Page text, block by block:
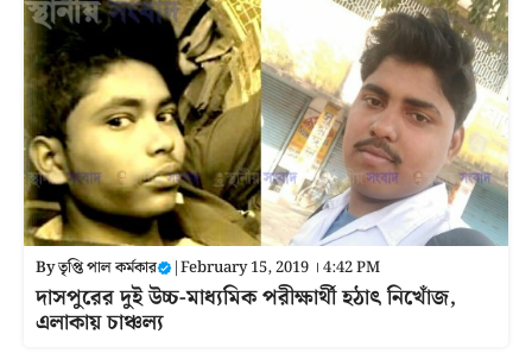
Byতৃপ্তি পাল কর্মকার |February 15, 2019 । 4:42 PM
দাসপুরের দুই উচ্চ-মাধ্যমিক পরীক্ষার্থী হঠাৎ নিখোঁজ,
এলাকায় চাঞ্চল্য